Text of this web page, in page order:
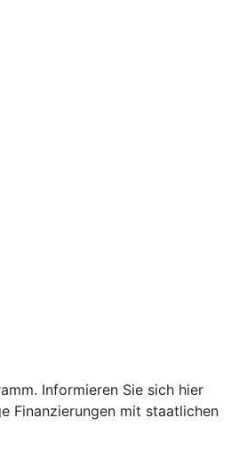
Informieren Sie sich hier
Finanzierungen mit staatlichen